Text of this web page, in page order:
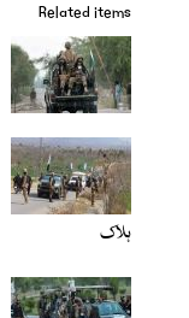
Related items
ہلاک